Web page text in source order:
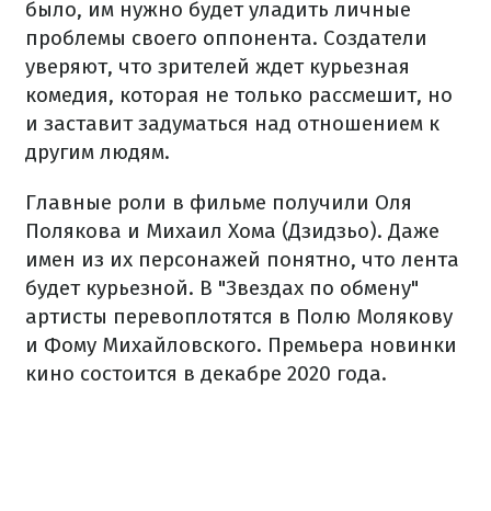
было, им нужно будет уладить личные
проблемы своего оппонента. Создатели
уверяют, что зрителей ждет курьезная
комедия, которая не только рассмешит, но
и заставит задуматься над отношением к
другим людям.
Главные роли в фильме получили Оля
Полякова и Михаил Хома (Дзидзьо). Даже
имен из их персонажей понятно, что лента
будет курьезной. В "Звездах по обмену"
артисты перевоплотятся в Полю Молякову
и Фому Михайловского. Премьера новинки
кино состоится в декабре 2020 года.